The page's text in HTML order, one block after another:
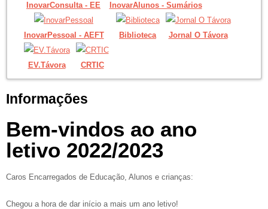
InovarConsulta - EE InovarAlunos - Sumários
InovarPessoal - AEFT Biblioteca Jornal O Távora
EV.Távora CRTIC
Informações
Bem-vindos ao ano
letivo 2022/2023
Caros Encarregados de Educação, Alunos e crianças:
Chegou a hora de dar início a mais um ano letivo!